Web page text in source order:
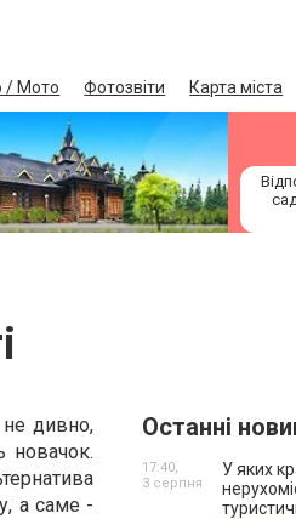
/ Мото Фотозвіти Карта міста
не дивно,
новачок.
а саме -
Останні
У яких
17:40,
3 серпня